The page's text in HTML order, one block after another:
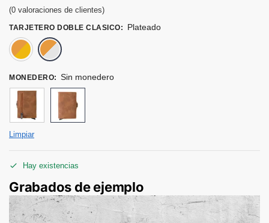
(0 valoraciones de clientes)
TARJETERO DOBLE CLASICO: Plateado
MONEDERO: Sin monedero
Limpiar
Hay existencias
Grabados de ejemplo